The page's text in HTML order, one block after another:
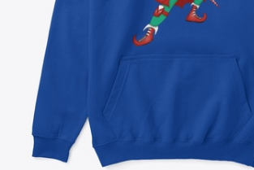
Vendez partout